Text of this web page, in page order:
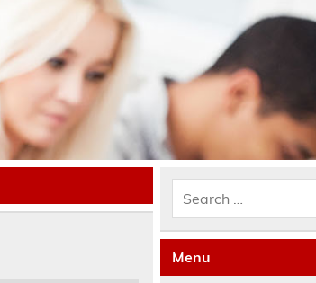
Menu